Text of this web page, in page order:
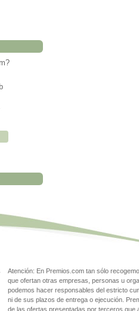
Atención: En Premios.com tan sólo
que ofertan otras empresas, personas u
podemos hacer responsables del estricto
ni de sus plazos de entrega o ejecución.
de las ofertas presentadas por terceros que